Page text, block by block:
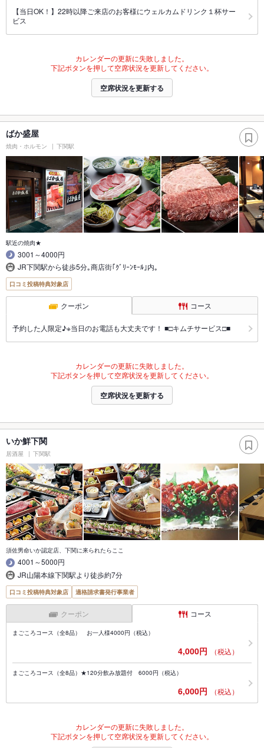
【当日OK！】22時以降ご来店のお客様にウェルカムドリンク１杯サー
ビス
カレンダーの更新に失敗しました。
下記ボタンを押して空席状況を更新してください。
空席状況を更新する
ばか盛屋
焼肉・ホルモン 下関駅
駅近の焼肉★
3001～4000円
JR下関駅から徒歩5分｡商店街｢ｸﾞﾘｰﾝﾓｰﾙ｣内｡
口コミ投稿特典対象店
クーポン コース
予約した人限定♪※当日のお電話も大丈夫です！ ■□キムチサービス□■
カレンダーの更新に失敗しました。
下記ボタンを押して空席状況を更新してください。
空席状況を更新する
いか鮮下関
居酒屋 下関駅
須佐男命いか認定店、下関に来られたらここ
4001～5000円
JR山陽本線下関駅より徒歩約7分
口コミ投稿特典対象店 適格請求書発行事業者
クーポン コース
まごころコース（全8品） お一人様4000円（税込）
4,000円 （税込）
まごころコース（全8品）★120分飲み放題付 6000円（税込）
6,000円 （税込）
カレンダーの更新に失敗しました。
下記ボタンを押して空席状況を更新してください。